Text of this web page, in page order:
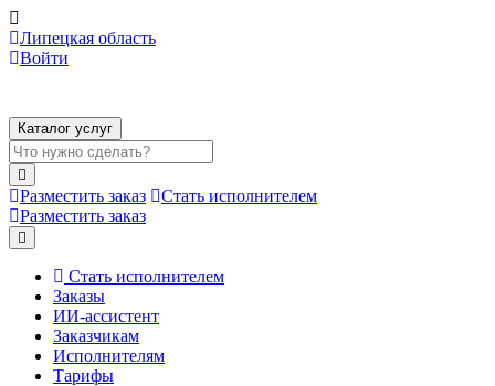
Липецкая область
Войти
Каталог услуг
Разместить заказ
Стать исполнителем
Разместить заказ
Стать исполнителем
Заказы
ИИ-ассистент
Заказчикам
Исполнителям
Тарифы